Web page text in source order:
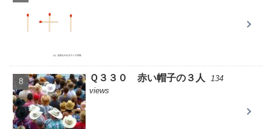
Ｑ３３０ 赤い帽子の３人
134
views